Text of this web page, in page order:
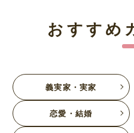
おすすめ
義実家・実家
恋愛・結婚